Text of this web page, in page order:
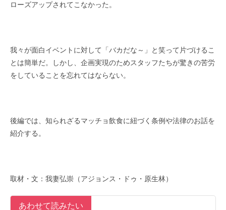
ローズアップされてこなかった。
我々が面白イベントに対して「バカだな～」と笑って片づけるこ
とは簡単だ。しかし、企画実現のためスタッフたちが驚きの苦労
をしていることを忘れてはならない。
後編では、知られざるマッチョ飲食に紐づく条例や法律のお話を
紹介する。
取材・文：我妻弘崇（アジョンス・ドゥ・原生林）
あわせて読みたい